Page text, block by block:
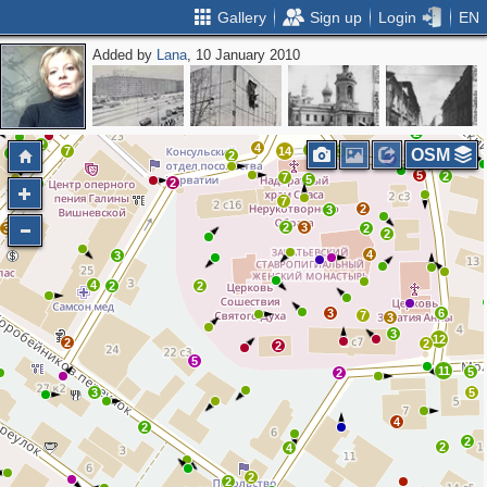
Gallery Sign up Login EN
Added by Lana, 10 January 2010
3
7
2
2
3
5
3
4
6 6
8
3 5
3
4
14
4
7
3
5
2
2
2
2
2
5
2
2
4
7
3
2
7
3
3
7
2
2
2
3
4 2
5
2
4
4
2
3
3
6
5
11
12
2
5
2
2
2
2
2
3
2
OSM